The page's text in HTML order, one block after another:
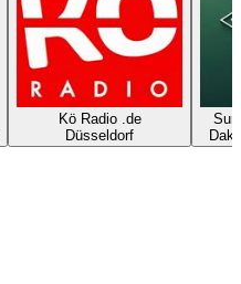
Kö Radio .de
Düsseldorf